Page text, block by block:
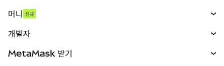
무기한 선물
실물자산
머니 신규
개발자
MetaMask 받기